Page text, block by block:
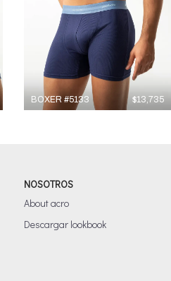
BOXER #5133 $13,735
NOSOTROS
About acro
Descargar lookbook